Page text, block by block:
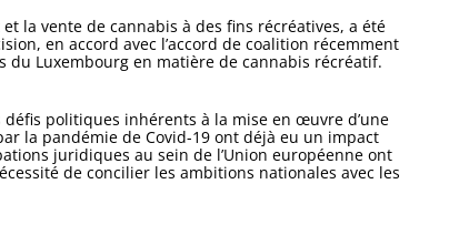
la vente de cannabis à des fins récréatives, a été
en accord avec l’accord de coalition récemment
Luxembourg en matière de cannabis récréatif.
politiques inhérents à la mise en œuvre d’une
la pandémie de Covid-19 ont déjà eu un impact
juridiques au sein de l’Union européenne ont
de concilier les ambitions nationales avec les